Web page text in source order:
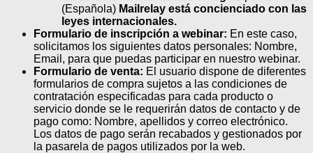
(Española) Mailrelay está concienciado con las
leyes internacionales.
Formulario de inscripción a webinar: En este caso,
solicitamos los siguientes datos personales: Nombre,
Email, para que puedas participar en nuestro webinar.
Formulario de venta: El usuario dispone de diferentes
formularios de compra sujetos a las condiciones de
contratación especificadas para cada producto o
servicio donde se le requerirán datos de contacto y de
pago como: Nombre, apellidos y correo electrónico.
Los datos de pago serán recabados y gestionados por
la pasarela de pagos utilizados por la web.